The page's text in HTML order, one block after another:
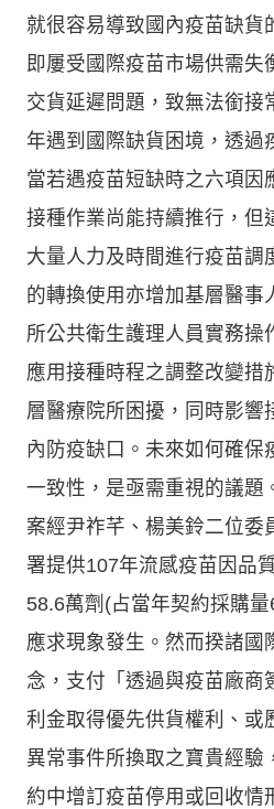
就很容易導致國內疫苗缺貨
即屢受國際疫苗市場供需失
交貨延遲問題，致無法銜接
年遇到國際缺貨困境，透過
當若遇疫苗短缺時之六項因
接種作業尚能持續推行，但
大量人力及時間進行疫苗調
的轉換使用亦增加基層醫事
所公共衛生護理人員實務操
應用接種時程之調整改變措
層醫療院所困擾，同時影響
內防疫缺口。未來如何確保
一致性，是亟需重視的議題
案經尹祚芊、楊美鈴二位委
署提供107年流感疫苗因品
58.6萬劑(占當年契約採購
應求現象發生。然而揆諸國
念，支付「透過與疫苗廠商
利金取得優先供貨權利、或
異常事件所換取之寶貴經驗
約中增訂疫苗停用或回收情